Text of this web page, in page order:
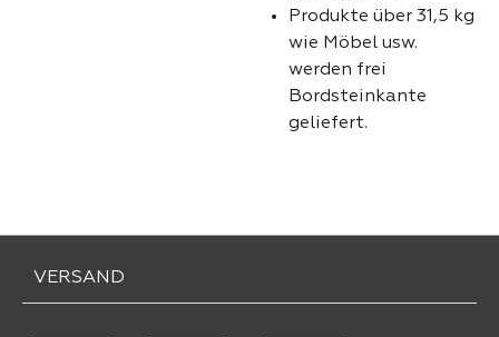
Produkte über 31,5 kg
wie Möbel usw.
werden frei
Bordsteinkante
geliefert.
VERSAND